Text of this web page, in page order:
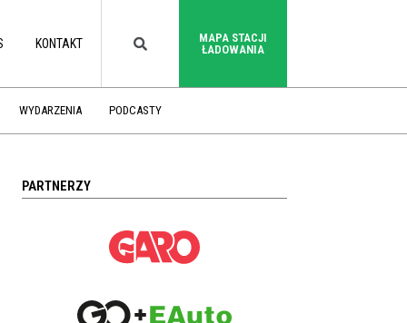
KONTAKT
MAPA STACJI
ŁADOWANIA
WYDARZENIA PODCASTY
PARTNERZY